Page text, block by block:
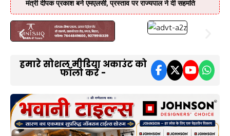
मंत्री दीपक प्रकाश बने एमएलसी, प्रस्ताव पर राज्यपाल ने दी सहमति
हमारे सोशल मीडिया अकाउंट को
फॉलो करें -